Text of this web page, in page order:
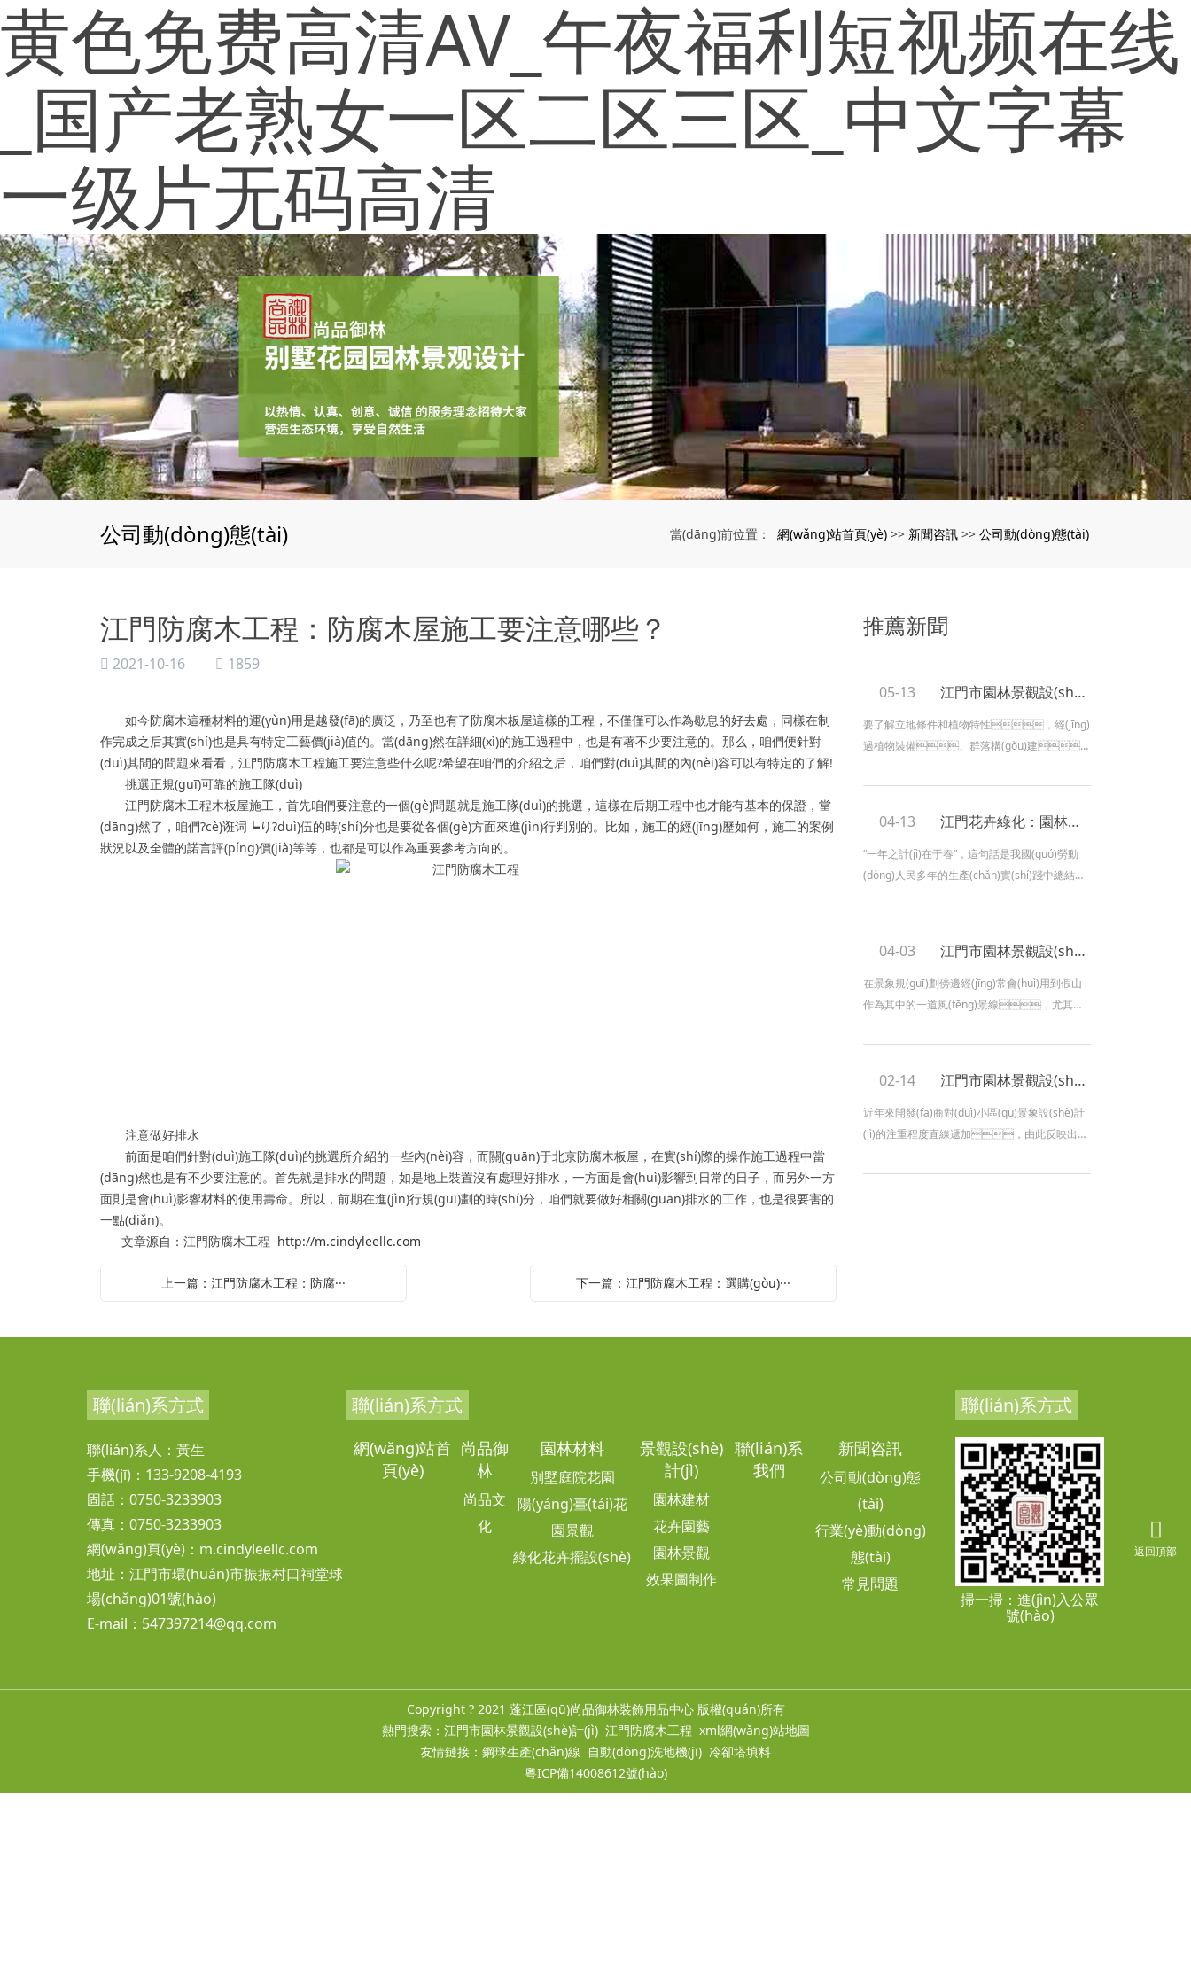
黄色免费高清AV_午夜福利短视频在线
_国产老熟女一区二区三区_中文字幕
一级片无码高清
公司動(dòng)態(tài) 當(dāng)前位置： 網(wǎng)站首頁(yè) >> 新聞咨訊 >> 公司動(dòng)態(tài)
江門防腐木工程：防腐木屋施工要注意哪些？
2021-10-16 1859
如今防腐木這種材料的運(yùn)用是越發(fā)的廣泛，乃至也有了防腐木板屋這樣的工程，不僅僅可以作為歇息的好去處，同樣在制
作完成之后其實(shí)也是具有特定工藝價(jià)值的。當(dāng)然在詳細(xì)的施工過程中，也是有著不少要注意的。那么，咱們便針對
(duì)其間的問題來看看，江門防腐木工程施工要注意些什么呢?希望在咱們的介紹之后，咱們對(duì)其間的內(nèi)容可以有特定的了解!
挑選正規(guī)可靠的施工隊(duì)
江門防腐木工程木板屋施工，首先咱們要注意的一個(gè)問題就是施工隊(duì)的挑選，這樣在后期工程中也才能有基本的保證，當
(dāng)然了，咱們?cè)诳词┕り?duì)伍的時(shí)分也是要從各個(gè)方面來進(jìn)行判別的。比如，施工的經(jīng)歷如何，施工的案例
狀況以及全體的諾言評(píng)價(jià)等等，也都是可以作為重要參考方向的。
注意做好排水
前面是咱們針對(duì)施工隊(duì)的挑選所介紹的一些內(nèi)容，而關(guān)于北京防腐木板屋，在實(shí)際的操作施工過程中當
(dāng)然也是有不少要注意的。首先就是排水的問題，如是地上裝置沒有處理好排水，一方面是會(huì)影響到日常的日子，而另外一方
面則是會(huì)影響材料的使用壽命。所以，前期在進(jìn)行規(guī)劃的時(shí)分，咱們就要做好相關(guān)排水的工作，也是很要害的
一點(diǎn)。
文章源自：江門防腐木工程 http://m.cindyleellc.com
上一篇：江門防腐木工程：防腐··· 下一篇：江門防腐木工程：選購(gòu)···
推薦新聞
05-13 江門市園林景觀設(shè)計(jì)：園林綠化養(yǎng)護(hù)管理技術(shù)要點(diǎn)及管護(hù)措施
要了解立地條件和植物特性，經(jīng)
過植物裝備、群落構(gòu)建、
準(zhǔn)則，又要運(yùn)用植物資料，經
體、線條、質(zhì)感、色彩等自然美
來發(fā)明自然植物群落景觀。在規(guī)劃中一
是要盡量多的選用鄉(xiāng)土植物，如胡
多樣性。園林綠化維護(hù)根據(jù)綠
04-13 江門花卉綠化：園林景觀工程中有哪些容易忽略的問題
“一年之計(jì)在于春”，這句話是我國(guó)勞動
(dòng)人民多年的生產(chǎn)實(shí)踐中總結
(qiáng)調(diào)了春在一年四季中所占的重要位
(hù)工作。三月氣溫將繼續(xù)上
升，綠植回歸步入返青時(shí)
期。越冬害蟲回歸結(jié)束休眠，開
發(fā)作，早春開花植物陸續(xù)綻
旺季”。
04-03 江門市園林景觀設(shè)計(jì)：做假山設(shè)計(jì)的要點(diǎn)有哪些
在景象規(guī)劃傍邊經(jīng)常會(huì)用到假山
作為其中的一道風(fēng)景線，尤其是
素，現(xiàn)在它也常常會(huì)被規(guī)劃師應
庭院或者其他的公共場(chǎng)所的景致規(guī)
劃傍邊。為了可以獲得的欣賞效
果，因而臺(tái)州景象規(guī)劃公司
鍵，規(guī)劃者對(duì)此應(yīng)該有所
02-14 江門市園林景觀設(shè)計(jì)：小區(qū)景觀設(shè)計(jì)能解決哪些問題
近年來開發(fā)商對(duì)小區(qū)景象設(shè)計
(jì)的注重程度直線遞加，由此反映出景
果，小區(qū)景象設(shè)計(jì)哪家可信賴
聯(lián)系方式
聯(lián)系人：黃生
手機(jī)：133-9208-4193
固話：0750-3233903
傳真：0750-3233903
網(wǎng)頁(yè)： m.cindyleellc.com
地址：江門市環(huán)市振振村口祠堂球
場(chǎng)01號(hào)
E-mail：547397214@qq.com
聯(lián)系方式
網(wǎng)站首
頁(yè)
尚品御
林
尚品文
化
園林材料
別墅庭院花園
陽(yáng)臺(tái)花
園景觀
綠化花卉擺設(shè)
景觀設(shè)
計(jì)
園林建材
花卉園藝
園林景觀
效果圖制作
聯(lián)系
我們
新聞咨訊
公司動(dòng)態
(tài)
行業(yè)動(dòng)
態(tài)
常見問題
聯(lián)系方式
掃一掃：進(jìn)入公眾
號(hào)
Copyright ? 2021 蓬江區(qū)尚品御林裝飾用品中心 版權(quán)所有
熱門搜索： 江門市園林景觀設(shè)計(jì)江門防腐木工程 xml網(wǎng)站地圖
友情鏈接： 鋼球生產(chǎn)線 自動(dòng)洗地機(jī) 冷卻塔填料
粵ICP備14008612號(hào)
返回頂部